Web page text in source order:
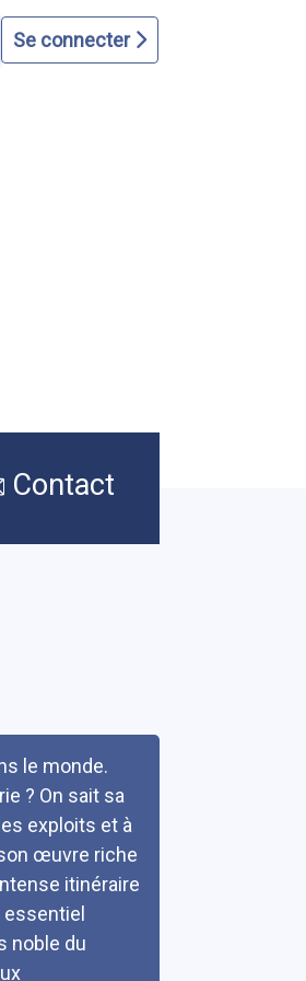
Se connecter
Contact
le monde.
? On sait sa
exploits et à
œuvre riche
itinéraire
essentiel
noble du